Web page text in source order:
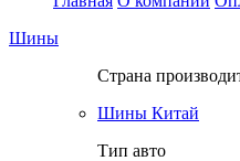
Шины
Страна
Шины Китай
Тип авто